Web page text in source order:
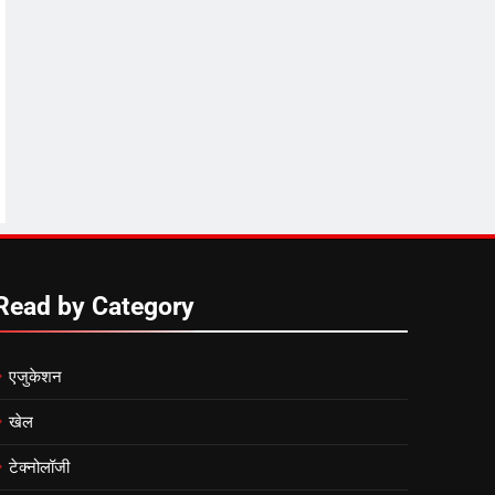
by Category
एजुकेशन
खेल
टेक्नोलॉजी